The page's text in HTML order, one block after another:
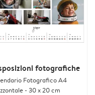
fotografiche
Fotografico A4
- 30 x 20 cm